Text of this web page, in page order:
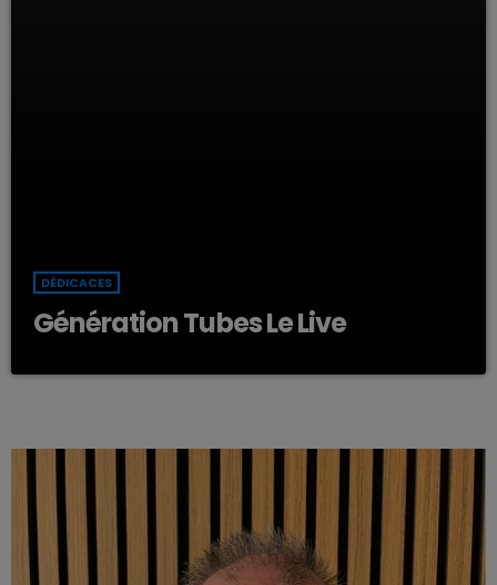
DÉDICACES
Génération Tubes Le Live